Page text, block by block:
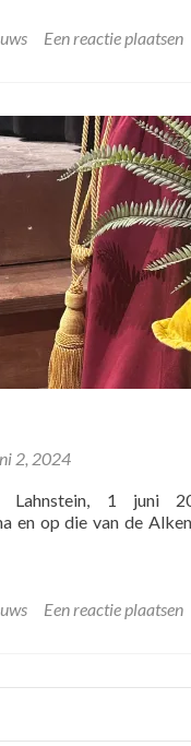
Een reactie plaatsen
2, 2024
1 juni
en op die van de
Een reactie plaatsen